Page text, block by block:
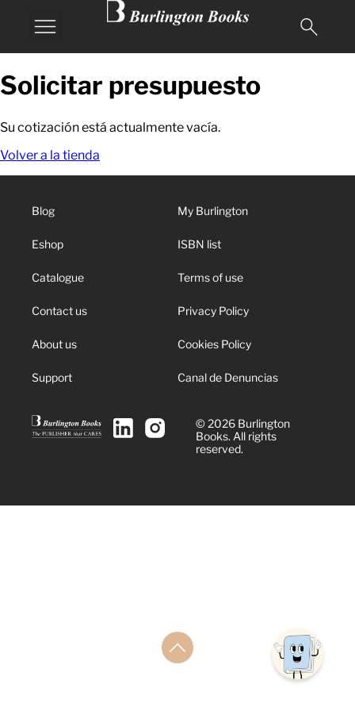
Solicitar presupuesto
Su cotización está actualmente vacía.
Volver a la tienda
Blog
Eshop
Catalogue
Contact us
About us
Support
My Burlington
ISBN list
Terms of use
Privacy Policy
Cookies Policy
Canal de Denuncias
© 2026 Burlington
Books. All rights
reserved.